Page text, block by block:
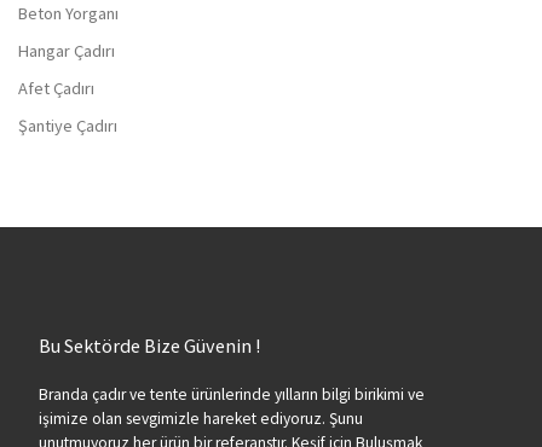
Beton Yorganı
Hangar Çadırı
Afet Çadırı
Şantiye Çadırı
Bu Sektörde Bize Güvenin !
Branda çadır ve tente ürünlerinde yılların bilgi birikimi ve
işimize olan sevgimizle hareket ediyoruz. Şunu
unutmuyoruz her ürün bir referanstır. Keşif için Buluşmak